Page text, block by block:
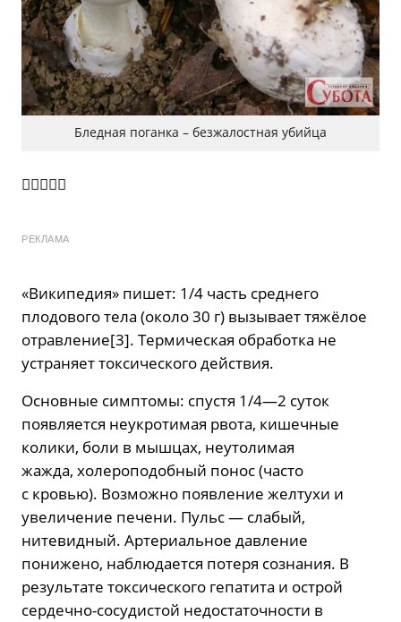
Бледная поганка – безжалостная убийца

РЕКЛАМА
«Википедия» пишет: 1/4 часть среднего
плодового тела (около 30 г) вызывает тяжёлое
отравление[3]. Термическая обработка не
устраняет токсического действия.
Основные симптомы: спустя 1/4—2 суток
появляется неукротимая рвота, кишечные
колики, боли в мышцах, неутолимая
жажда, холероподобный понос (часто
с кровью). Возможно появление желтухи и
увеличение печени. Пульс — слабый,
нитевидный. Артериальное давление
понижено, наблюдается потеря сознания. В
результате токсического гепатита и острой
сердечно-сосудистой недостаточности в